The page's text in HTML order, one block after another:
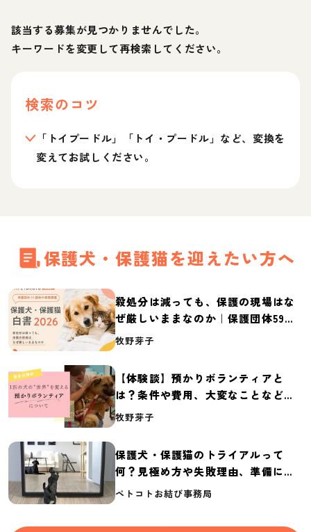
該当する募集が見つかりませんでした。
キーワードを変更して再検索してください。
検索のコツ
「トイプードル」「トイ・プードル」など、変換を
変えてお試しください。
保護犬・保護猫を迎えたい方へ
殺処分は減っても、保護の現場はな
ぜ厳しいままなのか｜保護団体59団
体の実態調査【保護犬・保護猫白書
牧野芽子
【体験談】預かりボランティアと
は？条件や費用、大変なことなど紹
介
牧野芽子
保護犬・保護猫のトライアルって
何？見極め方や失敗理由、準備に必
要なものを紹介
ペトコトお結び事務局